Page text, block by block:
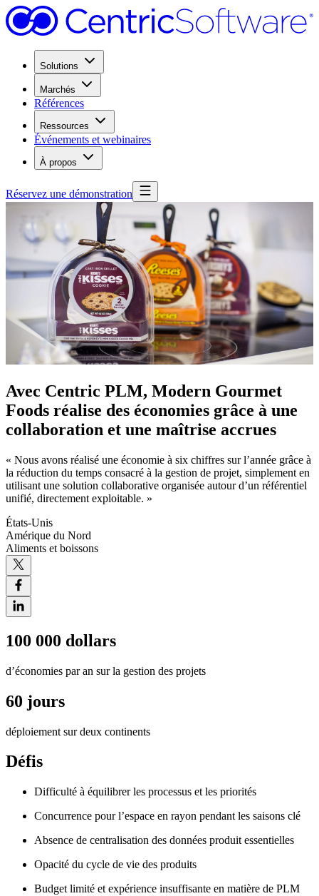
Solutions
Marchés
Références
Ressources
Événements et webinaires
À propos
Réservez une démonstration
Avec Centric PLM, Modern Gourmet
Foods réalise des économies grâce à une
collaboration et une maîtrise accrues
« Nous avons réalisé une économie à six chiffres sur l’année grâce à
la réduction du temps consacré à la gestion de projet, simplement en
utilisant une solution collaborative organisée autour d’un référentiel
unifié, directement exploitable. »
États-Unis
Amérique du Nord
Aliments et boissons
100 000 dollars
d’économies par an sur la gestion des projets
60 jours
déploiement sur deux continents
Défis
Difficulté à équilibrer les processus et les priorités
Concurrence pour l’espace en rayon pendant les saisons clé
Absence de centralisation des données produit essentielles
Opacité du cycle de vie des produits
Budget limité et expérience insuffisante en matière de PLM